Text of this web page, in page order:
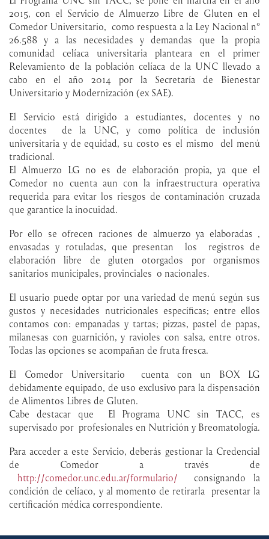
2015, con el Servicio de Almuerzo Libre de Gluten en el
Comedor Universitario, como respuesta a la Ley Nacional n°
26.588 y a las necesidades y demandas que la propia
comunidad celíaca universitaria planteara en el primer
Relevamiento de la población celíaca de la UNC llevado a
cabo en el año 2014 por la Secretaría de Bienestar
Universitario y Modernización (ex SAE).
El Servicio está dirigido a estudiantes, docentes y no
docentes de la UNC, y como política de inclusión
universitaria y de equidad, su costo es el mismo del menú
tradicional.
El Almuerzo LG no es de elaboración propia, ya que el
Comedor no cuenta aun con la infraestructura operativa
requerida para evitar los riesgos de contaminación cruzada
que garantice la inocuidad.
Por ello se ofrecen raciones de almuerzo ya elaboradas ,
envasadas y rotuladas, que presentan los registros de
elaboración libre de gluten otorgados por organismos
sanitarios municipales, provinciales o nacionales.
El usuario puede optar por una variedad de menú según sus
gustos y necesidades nutricionales específicas; entre ellos
contamos con: empanadas y tartas; pizzas, pastel de papas,
milanesas con guarnición, y ravioles con salsa, entre otros.
Todas las opciones se acompañan de fruta fresca.
El Comedor Universitario cuenta con un BOX LG
debidamente equipado, de uso exclusivo para la dispensación
de Alimentos Libres de Gluten.
Cabe destacar que El Programa UNC sin TACC, es
supervisado por profesionales en Nutrición y Breomatología.
Para acceder a este Servicio, deberás gestionar la Credencial
de Comedor a través de
http://comedor.unc.edu.ar/formulario/ consignando la
condición de celíaco, y al momento de retirarla presentar la
certificación médica correspondiente.